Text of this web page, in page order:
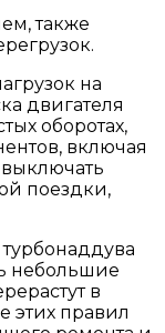
также
на
двигателя
оборотах,
включая
поездки,
небольшие
в
этих правил